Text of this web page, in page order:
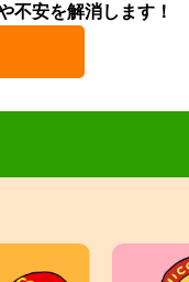
不安を解消します！